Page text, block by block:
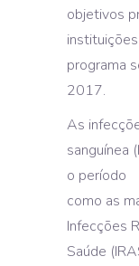
objetivos
programa
2017.
As
sanguínea
o período
como as
Infecções
Saúde